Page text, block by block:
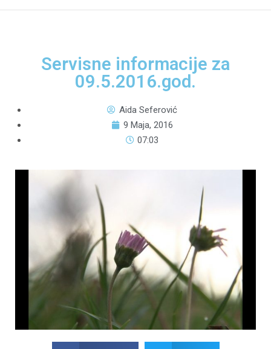
Servisne informacije za
09.5.2016.god.
Aida Seferović
9 Maja, 2016
07:03